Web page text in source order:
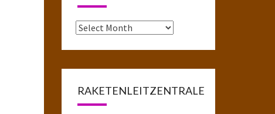
Das
RAKETENLEITZENTRALE